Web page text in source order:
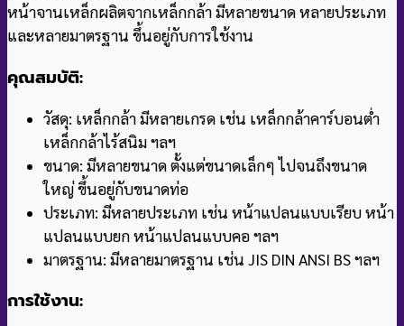
หน้าจานเหล็กผลิตจากเหล็กกล้า มีหลายขนาด หลายประเภท
และหลายมาตรฐาน ขึ้นอยู่กับการใช้งาน
คุณสมบัติ:
วัสดุ: เหล็กกล้า มีหลายเกรด เช่น เหล็กกล้าคาร์บอนต่ำ
เหล็กกล้าไร้สนิม ฯลฯ
ขนาด: มีหลายขนาด ตั้งแต่ขนาดเล็กๆ ไปจนถึงขนาด
ใหญ่ ขึ้นอยู่กับขนาดท่อ
ประเภท: มีหลายประเภท เช่น หน้าแปลนแบบเรียบ หน้า
แปลนแบบยก หน้าแปลนแบบคอ ฯลฯ
มาตรฐาน: มีหลายมาตรฐาน เช่น JIS DIN ANSI BS ฯลฯ
การใช้งาน: